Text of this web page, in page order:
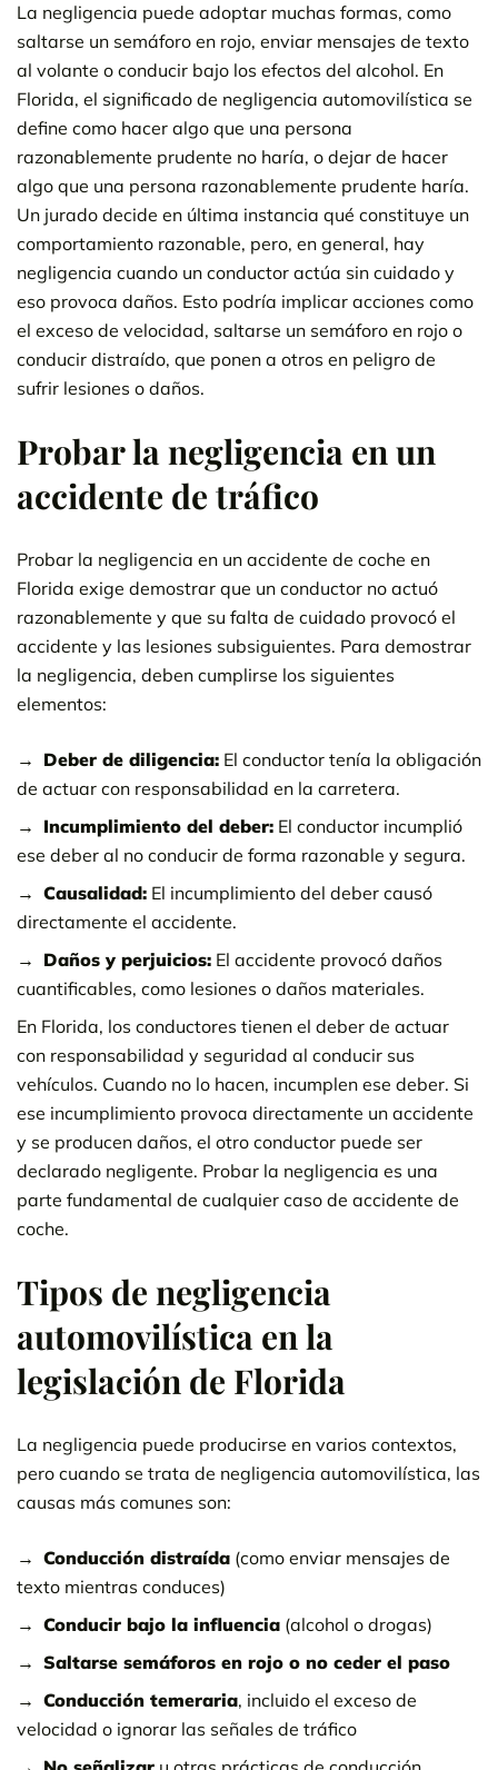
La negligencia puede adoptar muchas formas, como
saltarse un semáforo en rojo, enviar mensajes de texto
al volante o conducir bajo los efectos del alcohol. En
Florida, el significado de negligencia automovilística se
define como hacer algo que una persona
razonablemente prudente no haría, o dejar de hacer
algo que una persona razonablemente prudente haría.
Un jurado decide en última instancia qué constituye un
comportamiento razonable, pero, en general, hay
negligencia cuando un conductor actúa sin cuidado y
eso provoca daños. Esto podría implicar acciones como
el exceso de velocidad, saltarse un semáforo en rojo o
conducir distraído, que ponen a otros en peligro de
sufrir lesiones o daños.
Probar la negligencia en un
accidente de tráfico
Probar la negligencia en un accidente de coche en
Florida exige demostrar que un conductor no actuó
razonablemente y que su falta de cuidado provocó el
accidente y las lesiones subsiguientes. Para demostrar
la negligencia, deben cumplirse los siguientes
elementos:
Deber de diligencia: El conductor tenía la obligación
de actuar con responsabilidad en la carretera.
Incumplimiento del deber: El conductor incumplió
ese deber al no conducir de forma razonable y segura.
Causalidad: El incumplimiento del deber causó
directamente el accidente.
Daños y perjuicios: El accidente provocó daños
cuantificables, como lesiones o daños materiales.
En Florida, los conductores tienen el deber de actuar
con responsabilidad y seguridad al conducir sus
vehículos. Cuando no lo hacen, incumplen ese deber. Si
ese incumplimiento provoca directamente un accidente
y se producen daños, el otro conductor puede ser
declarado negligente. Probar la negligencia es una
parte fundamental de cualquier caso de accidente de
coche.
Tipos de negligencia
automovilística en la
legislación de Florida
La negligencia puede producirse en varios contextos,
pero cuando se trata de negligencia automovilística, las
causas más comunes son:
Conducción distraída (como enviar mensajes de
texto mientras conduces)
Conducir bajo la influencia (alcohol o drogas)
Saltarse semáforos en rojo o no ceder el paso
Conducción temeraria, incluido el exceso de
velocidad o ignorar las señales de tráfico